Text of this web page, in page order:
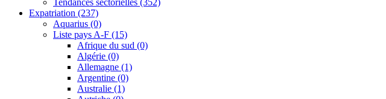
Tendances sectorielles (352)
Expatriation (237)
Aquarius (0)
Liste pays A-F (15)
Afrique du sud (0)
Algérie (0)
Allemagne (1)
Argentine (0)
Australie (1)